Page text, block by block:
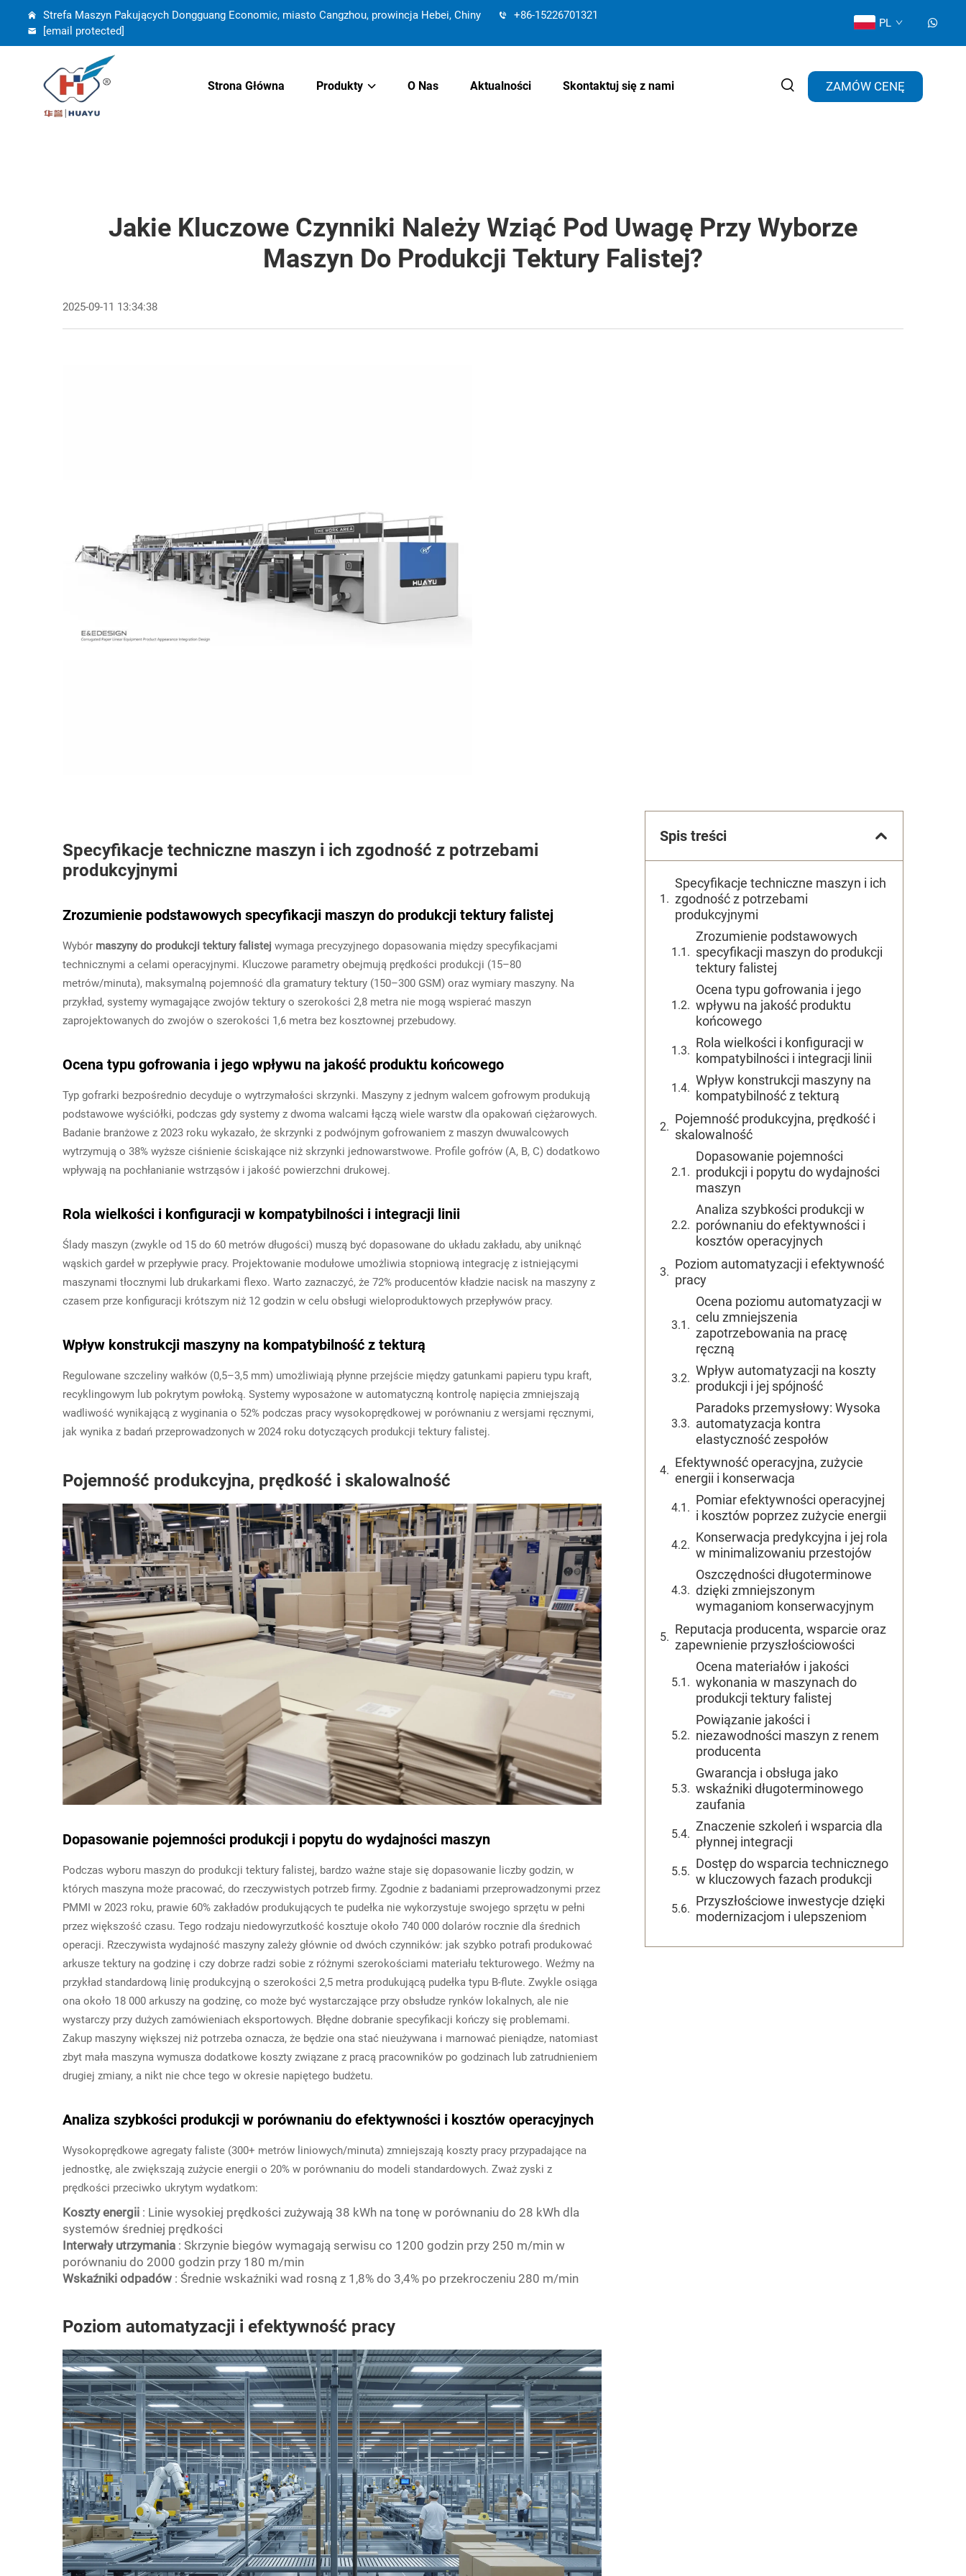
Strefa Maszyn Pakujących Dongguang Economic, miasto Cangzhou, prowincja Hebei, Chiny
+86-15226701321
[email protected]
PL
Strona Główna Produkty O Nas Aktualności Skontaktuj się z nami ZAMÓW CENĘ
Jakie Kluczowe Czynniki Należy Wziąć Pod Uwagę Przy Wyborze
Maszyn Do Produkcji Tektury Falistej?
2025-09-11 13:34:38
Specyfikacje techniczne maszyn i ich zgodność z potrzebami
produkcyjnymi
Zrozumienie podstawowych specyfikacji maszyn do produkcji tektury falistej
Wybór maszyny do produkcji tektury falistej wymaga precyzyjnego dopasowania między specyfikacjami
technicznymi a celami operacyjnymi. Kluczowe parametry obejmują prędkości produkcji (15–80
metrów/minuta), maksymalną pojemność dla gramatury tektury (150–300 GSM) oraz wymiary maszyny. Na
przykład, systemy wymagające zwojów tektury o szerokości 2,8 metra nie mogą wspierać maszyn
zaprojektowanych do zwojów o szerokości 1,6 metra bez kosztownej przebudowy.
Ocena typu gofrowania i jego wpływu na jakość produktu końcowego
Typ gofrarki bezpośrednio decyduje o wytrzymałości skrzynki. Maszyny z jednym walcem gofrowym produkują
podstawowe wyściółki, podczas gdy systemy z dwoma walcami łączą wiele warstw dla opakowań ciężarowych.
Badanie branżowe z 2023 roku wykazało, że skrzynki z podwójnym gofrowaniem z maszyn dwuwalcowych
wytrzymują o 38% wyższe ciśnienie ściskające niż skrzynki jednowarstwowe. Profile gofrów (A, B, C) dodatkowo
wpływają na pochłanianie wstrząsów i jakość powierzchni drukowej.
Rola wielkości i konfiguracji w kompatybilności i integracji linii
Ślady maszyn (zwykle od 15 do 60 metrów długości) muszą być dopasowane do układu zakładu, aby uniknąć
wąskich gardeł w przepływie pracy. Projektowanie modułowe umożliwia stopniową integrację z istniejącymi
maszynami tłocznymi lub drukarkami flexo. Warto zaznaczyć, że 72% producentów kładzie nacisk na maszyny z
czasem prze konfiguracji krótszym niż 12 godzin w celu obsługi wieloproduktowych przepływów pracy.
Wpływ konstrukcji maszyny na kompatybilność z tekturą
Regulowane szczeliny wałków (0,5–3,5 mm) umożliwiają płynne przejście między gatunkami papieru typu kraft,
recyklingowym lub pokrytym powłoką. Systemy wyposażone w automatyczną kontrolę napięcia zmniejszają
wadliwość wynikającą z wyginania o 52% podczas pracy wysokoprędkowej w porównaniu z wersjami ręcznymi,
jak wynika z badań przeprowadzonych w 2024 roku dotyczących produkcji tektury falistej.
Pojemność produkcyjna, prędkość i skalowalność
Dopasowanie pojemności produkcji i popytu do wydajności maszyn
Podczas wyboru maszyn do produkcji tektury falistej, bardzo ważne staje się dopasowanie liczby godzin, w
których maszyna może pracować, do rzeczywistych potrzeb firmy. Zgodnie z badaniami przeprowadzonymi przez
PMMI w 2023 roku, prawie 60% zakładów produkujących te pudełka nie wykorzystuje swojego sprzętu w pełni
przez większość czasu. Tego rodzaju niedowyrzutkość kosztuje około 740 000 dolarów rocznie dla średnich
operacji. Rzeczywista wydajność maszyny zależy głównie od dwóch czynników: jak szybko potrafi produkować
arkusze tektury na godzinę i czy dobrze radzi sobie z różnymi szerokościami materiału tekturowego. Weźmy na
przykład standardową linię produkcyjną o szerokości 2,5 metra produkującą pudełka typu B-flute. Zwykle osiąga
ona około 18 000 arkuszy na godzinę, co może być wystarczające przy obsłudze rynków lokalnych, ale nie
wystarczy przy dużych zamówieniach eksportowych. Błędne dobranie specyfikacji kończy się problemami.
Zakup maszyny większej niż potrzeba oznacza, że będzie ona stać nieużywana i marnować pieniądze, natomiast
zbyt mała maszyna wymusza dodatkowe koszty związane z pracą pracowników po godzinach lub zatrudnieniem
drugiej zmiany, a nikt nie chce tego w okresie napiętego budżetu.
Analiza szybkości produkcji w porównaniu do efektywności i kosztów operacyjnych
Wysokoprędkowe agregaty faliste (300+ metrów liniowych/minuta) zmniejszają koszty pracy przypadające na
jednostkę, ale zwiększają zużycie energii o 20% w porównaniu do modeli standardowych. Zważ zyski z
prędkości przeciwko ukrytym wydatkom:
Koszty energii : Linie wysokiej prędkości zużywają 38 kWh na tonę w porównaniu do 28 kWh dla
systemów średniej prędkości
Interwały utrzymania : Skrzynie biegów wymagają serwisu co 1200 godzin przy 250 m/min w
porównaniu do 2000 godzin przy 180 m/min
Wskaźniki odpadów : Średnie wskaźniki wad rosną z 1,8% do 3,4% po przekroczeniu 280 m/min
Poziom automatyzacji i efektywność pracy
Spis treści
Specyfikacje techniczne maszyn i ich
zgodność z potrzebami
produkcyjnymi
Zrozumienie podstawowych
specyfikacji maszyn do produkcji
tektury falistej
Ocena typu gofrowania i jego
wpływu na jakość produktu
końcowego
Rola wielkości i konfiguracji w
kompatybilności i integracji linii
Wpływ konstrukcji maszyny na
kompatybilność z tekturą
Pojemność produkcyjna, prędkość i
skalowalność
Dopasowanie pojemności
produkcji i popytu do wydajności
maszyn
Analiza szybkości produkcji w
porównaniu do efektywności i
kosztów operacyjnych
Poziom automatyzacji i efektywność
pracy
Ocena poziomu automatyzacji w
celu zmniejszenia
zapotrzebowania na pracę
ręczną
Wpływ automatyzacji na koszty
produkcji i jej spójność
Paradoks przemysłowy: Wysoka
automatyzacja kontra
elastyczność zespołów
Efektywność operacyjna, zużycie
energii i konserwacja
Pomiar efektywności operacyjnej
i kosztów poprzez zużycie energii
Konserwacja predykcyjna i jej rola
w minimalizowaniu przestojów
Oszczędności długoterminowe
dzięki zmniejszonym
wymaganiom konserwacyjnym
Reputacja producenta, wsparcie oraz
zapewnienie przyszłościowości
Ocena materiałów i jakości
wykonania w maszynach do
produkcji tektury falistej
Powiązanie jakości i
niezawodności maszyn z renem
producenta
Gwarancja i obsługa jako
wskaźniki długoterminowego
zaufania
Znaczenie szkoleń i wsparcia dla
płynnej integracji
Dostęp do wsparcia technicznego
w kluczowych fazach produkcji
Przyszłościowe inwestycje dzięki
modernizacjom i ulepszeniom